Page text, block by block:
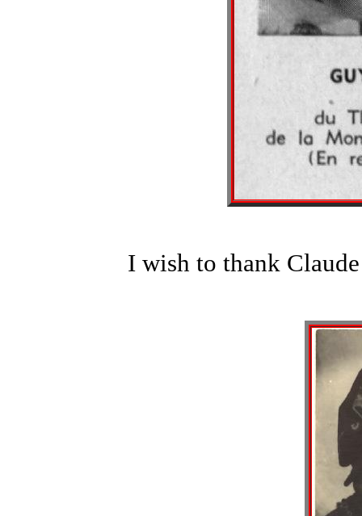
I wish to thank